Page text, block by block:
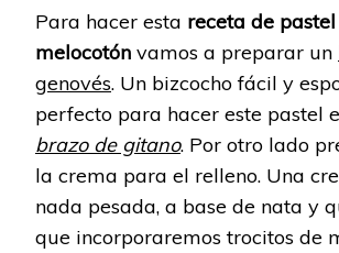
Para hacer esta receta de
melocotón vamos a preparar un
genovés. Un bizcocho fácil y
perfecto para hacer este pastel
brazo de gitano. Por otro lado
la crema para el relleno. Una
nada pesada, a base de nata y
que incorporaremos trocitos de